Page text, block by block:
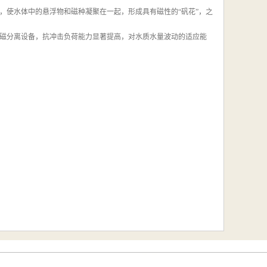
水体中的悬浮物和磁种凝聚在一起，形成具有磁性的“矾花”，之
分离设备，抗冲击负荷能力显著提高，对水质水量波动的适应能